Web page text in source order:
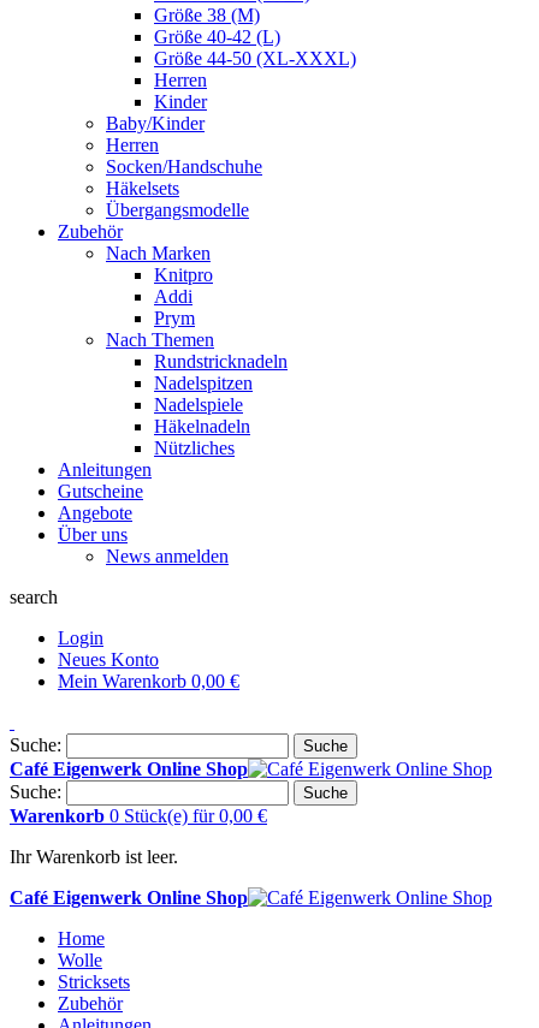
Größe 38 (M)
Größe 40-42 (L)
Größe 44-50 (XL-XXXL)
Herren
Kinder
Baby/Kinder
Herren
Socken/Handschuhe
Häkelsets
Übergangsmodelle
Zubehör
Nach Marken
Knitpro
Addi
Prym
Nach Themen
Rundstricknadeln
Nadelspitzen
Nadelspiele
Häkelnadeln
Nützliches
Anleitungen
Gutscheine
Angebote
Über uns
News anmelden
search
Login
Neues Konto
Mein Warenkorb 0,00 €
Suche: Suche
Café Eigenwerk Online Shop
Suche:
Suche
Warenkorb 0 Stück(e) für 0,00 €
Ihr Warenkorb ist leer.
Café Eigenwerk Online Shop
Home
Wolle
Stricksets
Zubehör